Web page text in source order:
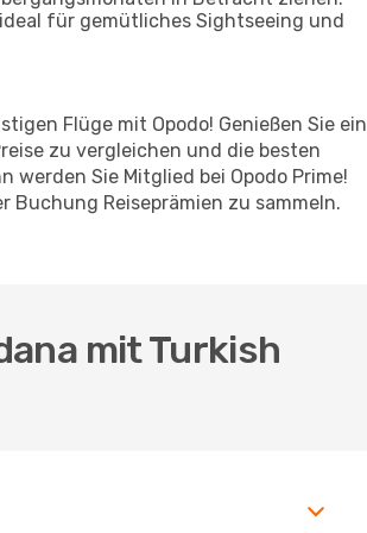
für gemütliches Sightseeing und
Flüge mit Opodo! Genießen Sie ein
zu vergleichen und die besten
Sie Mitglied bei Opodo Prime!
Buchung Reiseprämien zu sammeln.
mit Turkish